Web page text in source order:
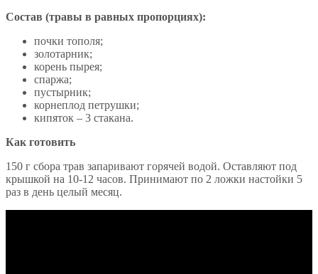
Состав (травы в равных пропорциях):
почки тополя;
золотарник;
корень пырея;
спаржа;
пустырник;
корнеплод петрушки;
кипяток – 3 стакана.
Как готовить
150 г сбора трав запаривают горячей водой. Оставляют под
крышкой на 10-12 часов. Принимают по 2 ложки настойки 5
раз в день целый месяц.